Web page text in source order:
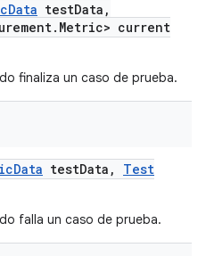
Data testData ,
. Metric> current
finaliza un caso de prueba.
Data testData ,
Test
falla un caso de prueba.